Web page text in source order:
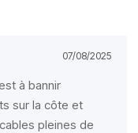
07/08/2025
à bannir
sur la côte et
pleines de